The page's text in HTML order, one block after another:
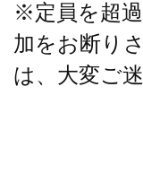
※定員を超
加をお断り
は、大変ご